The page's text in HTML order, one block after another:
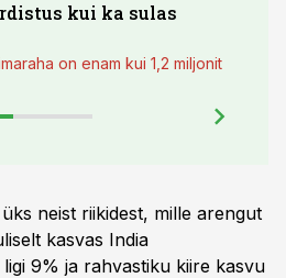
kui ka sulas
on enam kui 1,2 miljonit
neist riikidest, mille arengut
kasvas India
9% ja rahvastiku kiire kasvu